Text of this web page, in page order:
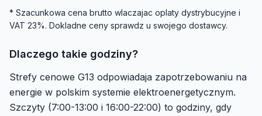
* Szacunkowa cena brutto wlaczajac oplaty dystrybucyjne i
VAT 23%. Dokladne ceny sprawdz u swojego dostawcy.
Dlaczego takie godziny?
Strefy cenowe G13 odpowiadaja zapotrzebowaniu na
energie w polskim systemie elektroenergetycznym.
Szczyty (7:00-13:00 i 16:00-22:00) to godziny, gdy